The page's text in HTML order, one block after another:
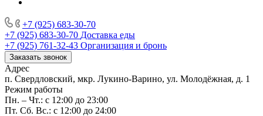
+7 (925) 683-30-70
+7 (925) 683-30-70 Доставка еды
+7 (925) 761-32-43 Организация и бронь
Заказать звонок
Адрес
п. Свердловский, мкр. Лукино-Варино, ул. Молодёжная, д. 1
Режим работы
Пн. – Чт.: с 12:00 до 23:00
Пт. Сб. Вс.: с 12:00 до 24:00